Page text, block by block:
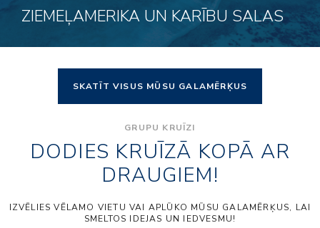
ZIEMEĻAMERIKA UN KARĪBU SALAS
Noklikšķini šeit, lai apskatītu
SKATĪT VISUS MŪSU GALAMĒRĶUS
GRUPU KRUĪZI
DODIES KRUĪZĀ KOPĀ AR
DRAUGIEM!
IZVĒLIES VĒLAMO VIETU VAI APLŪKO MŪSU GALAMĒRĶUS, LAI
SMELTOS IDEJAS UN IEDVESMU!